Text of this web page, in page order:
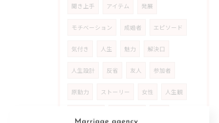
聞き上手 アイテム 発展
モチベーション 成婚者 エピソード
気付き 人生 魅力 解決口
人生設計 反省 友人 参加者
原動力 ストーリー 女性 人生観